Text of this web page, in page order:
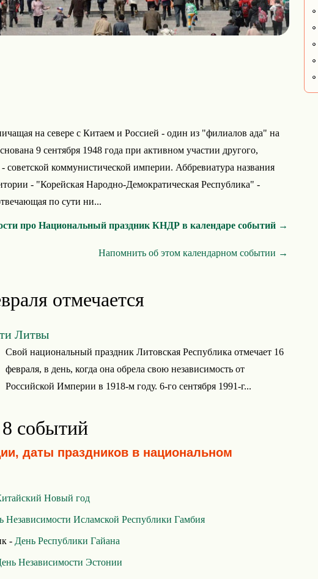
на севере с Китаем и Россией - один из "филиалов ада" на
9 сентября 1948 года при активном участии другого,
советской коммунистической империи. Аббревиатура названия
- "Корейская Народно-Демократическая Республика" -
по сути ни...
про Национальный праздник КНДР в календаре событий →
Напомнить об этом календарном событии →
отмечается
Литвы
Свой национальный праздник Литовская Республика отмечает 16
февраля, в день, когда она обрела свою независимость от
Российской Империи в 1918-м году. 6-го сентября 1991-г...
событий
даты праздников в национальном
Новый год
Независимости Исламской Республики Гамбия
- День Республики Гайана
Независимости Эстонии